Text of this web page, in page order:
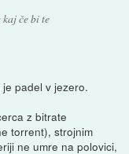
če bi te
padel v jezero.
z bitrate
torrent), strojnim
ne umre na polovici,